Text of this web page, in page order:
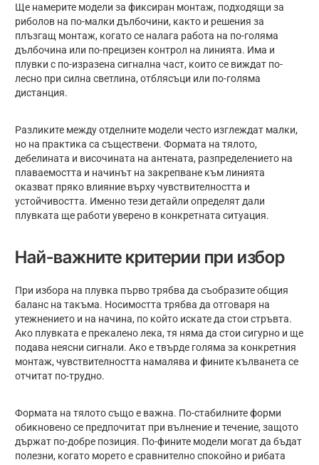
Ще намерите модели за фиксиран монтаж, подходящи за
риболов на по-малки дълбочини, както и решения за
плъзгащ монтаж, когато се налага работа на по-голяма
дълбочина или по-прецизен контрол на линията. Има и
плувки с по-изразена сигнална част, които се виждат по-
лесно при силна светлина, отблясъци или по-голяма
дистанция.
Разликите между отделните модели често изглеждат малки,
но на практика са съществени. Формата на тялото,
дебелината и височината на антената, разпределението на
плаваемостта и начинът на закрепване към линията
оказват пряко влияние върху чувствителността и
устойчивостта. Именно тези детайли определят дали
плувката ще работи уверено в конкретната ситуация.
Най-важните критерии при избор
При избора на плувка първо трябва да съобразите общия
баланс на такъма. Носимостта трябва да отговаря на
утежнението и на начина, по който искате да стои стръвта.
Ако плувката е прекалено лека, тя няма да стои сигурно и ще
подава неясни сигнали. Ако е твърде голяма за конкретния
монтаж, чувствителността намалява и фините кълванета се
отчитат по-трудно.
Формата на тялото също е важна. По-стабилните форми
обикновено се предпочитат при вълнение и течение, защото
държат по-добре позиция. По-фините модели могат да бъдат
полезни, когато морето е сравнително спокойно и рибата